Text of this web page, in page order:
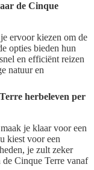
de Cinque
ervoor kiezen om de
opties bieden hun
en efficiënt reizen
natuur en
herbeleven per
je klaar voor een
kiest voor een
je zult zeker
de Cinque Terre vanaf